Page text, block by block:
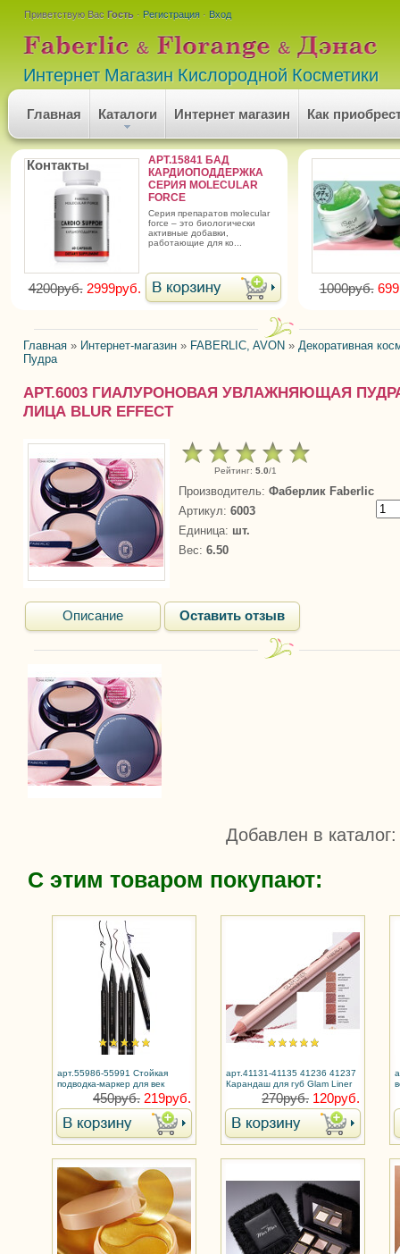
Приветствую Вас Гость · Регистрация · Вход
Интернет Магазин Кислородной Косметики
Главная Каталоги Интернет магазин Как
Контакты
АРТ.15841 БАД
КАРДИОПОДДЕРЖКА
СЕРИЯ MOLECULAR
FORCE
серия препаратов molecular
force – это биологически
активные добавки,
работающие для ко...
4200руб. 2999руб. 1000руб.
Главная » Интернет-магазин » FABERLIC, AVON » Декоративная
Пудра
АРТ.6003 ГИАЛУРОНОВАЯ УВЛАЖНЯЮЩАЯ
ЛИЦА BLUR EFFECT
Рейтинг: 5.0/1
Производитель: Фаберлик Faberlic
Артикул: 6003
Единица: шт.
Вес: 6.50
Описание Оставить отзыв
Добавлен в каталог
С этим товаром покупают:
арт.55986-55991 Стойкая
подводка-маркер для век
Longwear450руб. 219руб.
арт.41131-41135 41236 41237
Карандаш для губ Glam Liner
270руб. 120руб.